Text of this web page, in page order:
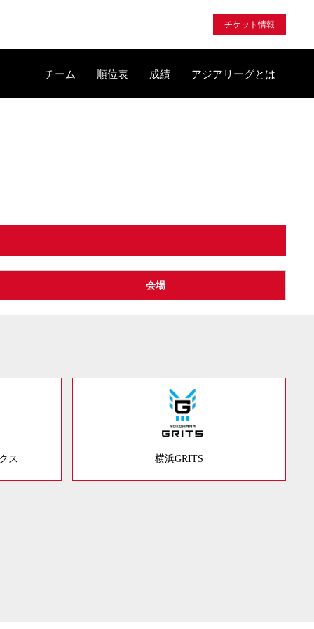
チケット情報
チーム 順位表 成績 アジアリーグとは
会場
ス 横浜GRITS